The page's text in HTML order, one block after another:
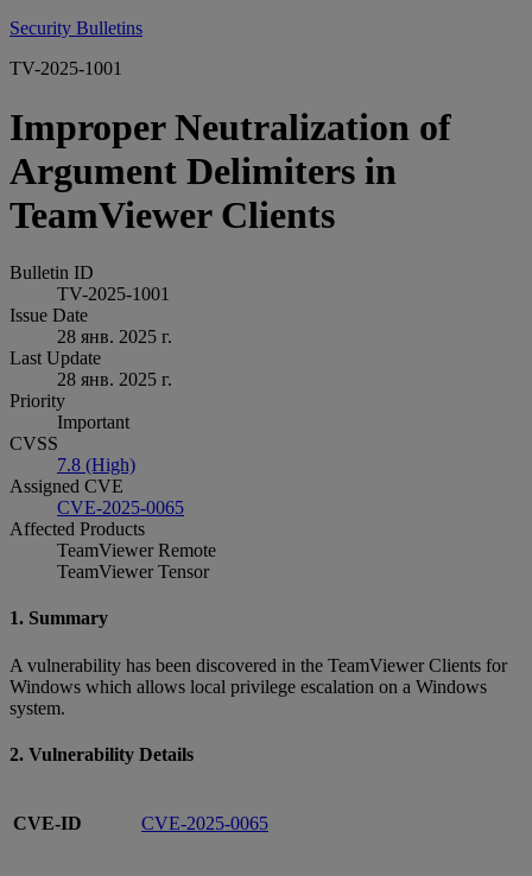
Security Bulletins
TV-2025-1001
Improper Neutralization of
Argument Delimiters in
TeamViewer Clients
Bulletin ID
TV-2025-1001
Issue Date
28 янв. 2025 г.
Last Update
28 янв. 2025 г.
Priority
Important
CVSS
7.8 (High)
Assigned CVE
CVE-2025-0065
Affected Products
TeamViewer Remote
TeamViewer Tensor
1. Summary
A vulnerability has been discovered in the TeamViewer Clients for
Windows which allows local privilege escalation on a Windows
system.
2. Vulnerability Details
CVE-ID CVE-2025-0065